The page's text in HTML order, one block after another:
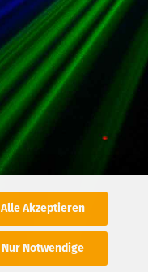
Alle Akzeptieren
Nur Notwendige